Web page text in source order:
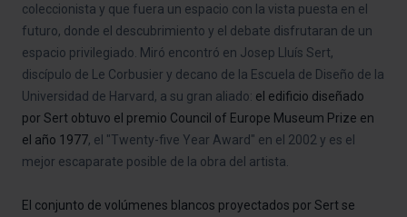
coleccionista y que fuera un espacio con la vista puesta en el
futuro, donde el descubrimiento y el debate disfrutaran de un
espacio privilegiado. Miró encontró en Josep Lluís Sert,
discípulo de Le Corbusier y decano de la Escuela de Diseño de la
Universidad de Harvard, a su gran aliado: el edificio diseñado
por Sert obtuvo el premio Council of Europe Museum Prize en
el año 1977, el "Twenty-five Year Award" en el 2002 y es el
mejor escaparate posible de la obra del artista.
El conjunto de volúmenes blancos proyectados por Sert se